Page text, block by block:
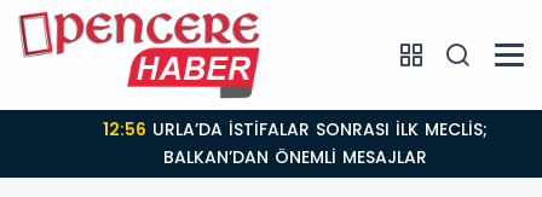
12:56URLA’DA İSTİFALAR SONRASI İLK MECLİS;
BALKAN’DAN ÖNEMLİ MESAJLAR